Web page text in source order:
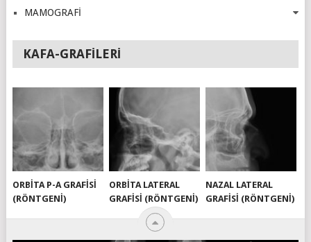
MAMOGRAFİ
KAFA-GRAFILERI
ORBITA P-A GRAFISI
(RÖNTGENI)
ORBITA LATERAL
GRAFISI (RÖNTGENI)
NAZAL LATERAL
GRAFISI (RÖNTGENI)